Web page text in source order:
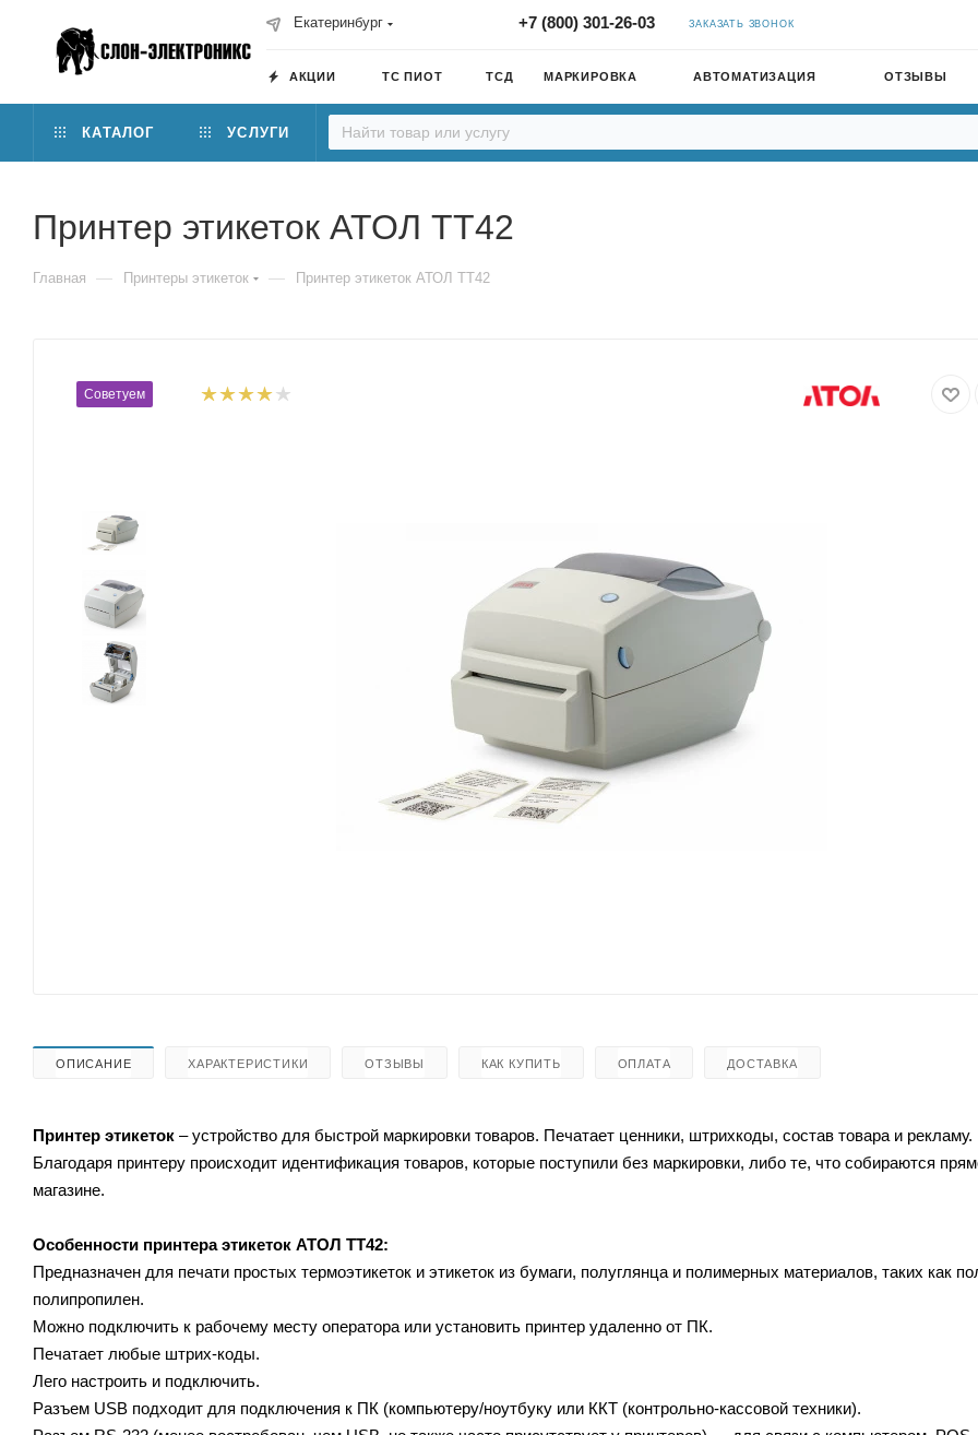
Екатеринбург +7 (800) 301-26-03 ЗАКАЗАТЬ ЗВОНОК
АКЦИИ ТС ПИОТ ТСД МАРКИРОВКА АВТОМАТИЗАЦИЯ ОТЗЫВЫ
КАТАЛОГ УСЛУГИ
Принтер этикеток АТОЛ ТТ42
Главная — Принтеры этикеток — Принтер этикеток АТОЛ ТТ42
Советуем
ОПИСАНИЕ ХАРАКТЕРИСТИКИ ОТЗЫВЫ КАК КУПИТЬ ОПЛАТА ДОСТАВКА
Принтер этикеток – устройство для быстрой маркировки товаров. Печатает ценники, штрихкоды, состав товара и рекламу.
Благодаря принтеру происходит идентификация товаров, которые поступили без маркировки, либо те, что собираются
магазине.
Особенности принтера этикеток АТОЛ ТТ42:
Предназначен для печати простых термоэтикеток и этикеток из бумаги, полуглянца и полимерных материалов, таких как
полипропилен.
Можно подключить к рабочему месту оператора или установить принтер удаленно от ПК.
Печатает любые штрих-коды.
Лего настроить и подключить.
Разъем USB подходит для подключения к ПК (компьютеру/ноутбуку или ККТ (контрольно-кассовой техники).